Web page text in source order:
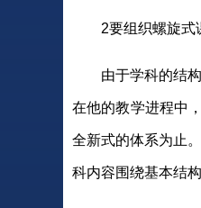
2要组织螺旋式
由于学科的结
在他的教学进程中
全新式的体系为止
科内容围绕基本结